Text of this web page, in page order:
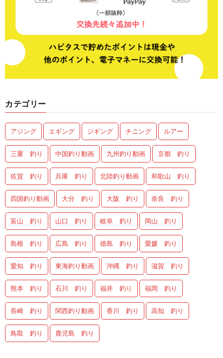
カテゴリー
アジング エギング ジギング チニング ルアー
三重 釣り 中国釣り動画 九州釣り動画 京都 釣り
佐賀 釣り 兵庫 釣り 北陸釣り動画 和歌山 釣り
四国釣り動画 大分 釣り 大阪 釣り 奈良 釣り
富山 釣り 山口 釣り 岐阜 釣り 岡山 釣り
島根 釣り 広島 釣り 徳島 釣り 愛媛 釣り
愛知 釣り 東海釣り動画 沖縄 釣り 滋賀 釣り
熊本 釣り 石川 釣り 福井 釣り 福岡 釣り
長崎 釣り 関西釣り動画 香川 釣り 高知 釣り
鳥取 釣り 鹿児島 釣り